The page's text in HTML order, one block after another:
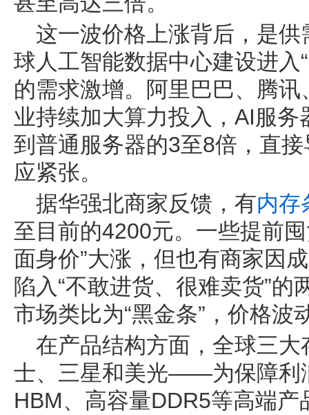
这一波价格上涨背后，是
球人工智能数据中心建设进入
的需求激增。阿里巴巴、腾
业持续加大算力投入，AI服
到普通服务器的3至8倍，直
应紧张。
据华强北商家反馈，有内存
至目前的4200元。一些提前
面身价”大涨，但也有商家因
陷入“不敢进货、很难卖货”
市场类比为“黑金条”，价格波
在产品结构方面，全球三
士、三星和美光——为保障利
HBM、高容量DDR5等高端